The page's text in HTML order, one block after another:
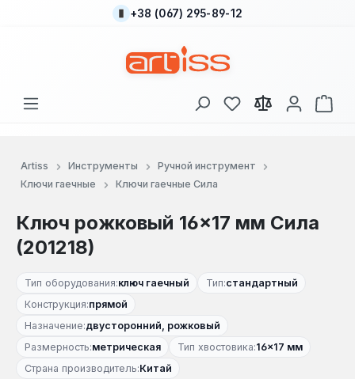
Перейти к основному содержанию
+38 (067) 295-89-12
У вас есть товары
В
Artiss Инструменты
Ручной инструмент
Ключи гаечные
Ключи гаечные Сила
Ключ рожковый 16×17 мм Сила
(201218)
Тип оборудования:ключ гаечный Тип:стандартный
Конструкция:прямой
Назначение:двусторонний, рожковый
Размерность:метрическая Тип хвостовика:16×17 мм
Страна производитель:Китай